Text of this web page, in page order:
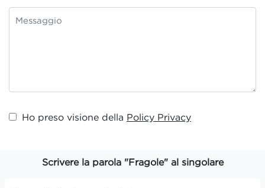
Ho preso visione della Policy Privacy
Scrivere la parola "Fragole" al singolare